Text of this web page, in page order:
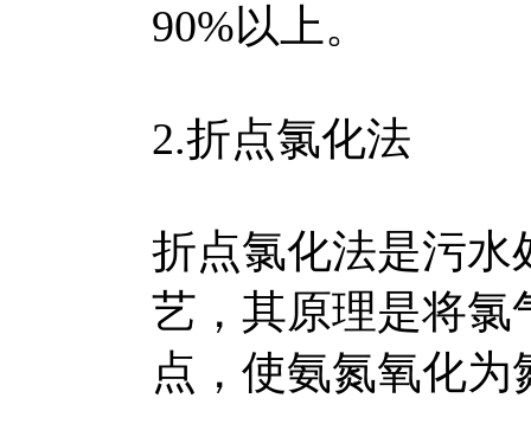
90%以上。
2.折点氯化法
折点氯化法是污水
艺，其原理是将氯
点，使氨氮氧化